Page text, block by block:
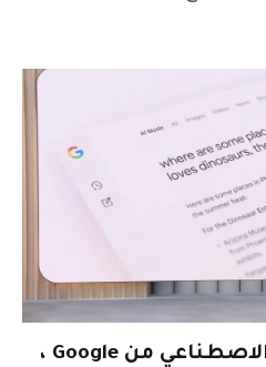
يتم طرح وضع الذكاء الاصطناعي من Google ،